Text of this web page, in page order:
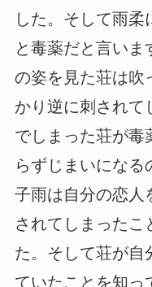
した。そして雨柔
と毒薬だと言いま
の姿を見た荘は吹
かり逆に刺されて
でしまった荘が毒
らずじまいになる
子雨は自分の恋人
されてしまったこ
た。そして荘が自
ていたことを知っ